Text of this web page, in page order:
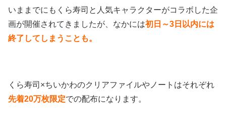
いままでにもくら寿司と人気キャラクターがコラボした企
画が開催されてきましたが、なかには初日～3日以内には
終了してしまうことも。
くら寿司×ちいかわのクリアファイルやノートはそれぞれ
先着20万枚限定での配布になります。